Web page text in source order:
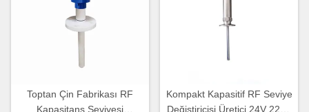
Toptan Çin Fabrikası RF
Kapasitans Seviyesi
Kompakt Kapasitif RF Seviye
Değiştiricisi Üretici 24V 220V